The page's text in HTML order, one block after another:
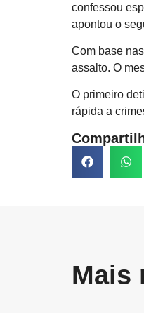
confessou
apontou o
Com base
assalto. O
O primeiro
rápida a
Mais